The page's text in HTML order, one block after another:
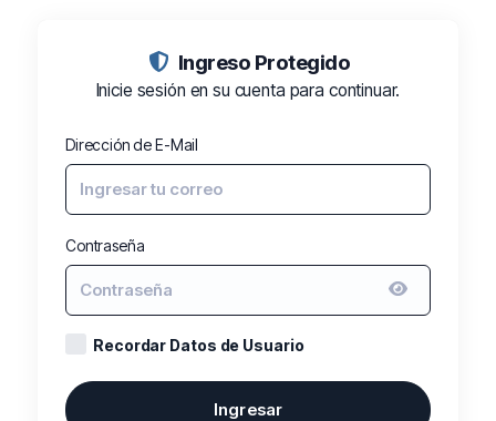
Ingreso Protegido️
Inicie sesión en su cuenta para continuar.
Dirección de E-Mail
Contraseña
Recordar Datos de Usuario
Ingresar